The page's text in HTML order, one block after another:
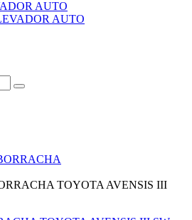
AUTO
TOYOTA AVENSIS III